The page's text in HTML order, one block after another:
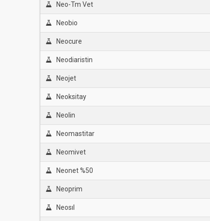
Neo-Tm Vet
Neobio
Neocure
Neodiaristin
Neojet
Neoksitay
Neolin
Neomastitar
Neomivet
Neonet %50
Neoprim
Neosıl